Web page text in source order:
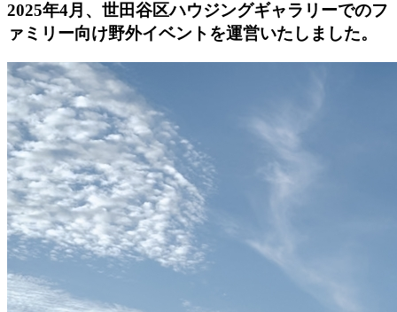
2025年4月、世田谷区ハウジングギャラリーでのフ
ァミリー向け野外イベントを運営いたしました。